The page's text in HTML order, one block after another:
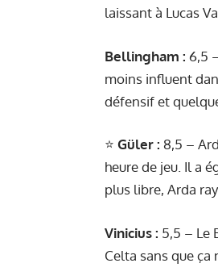
laissant à Lucas
Bellingham : 6,5
moins influent
défensif et
⭐️ Güler : 8,5 –
heure de jeu. Il a
plus libre, Arda
Vinicius : 5,5 – Le
Celta sans que ça